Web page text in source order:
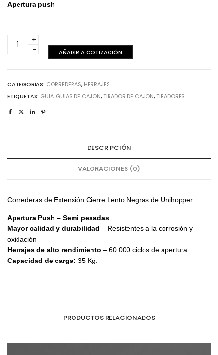
Apertura push
Corredera
extensión
400mm
cantidad
AÑADIR A COTIZACIÓN
CATEGORÍAS: CORREDERAS, HERRAJES
ETIQUETAS: GUIA, GUIAS DE CAJON, TIRADOR DE CAJON, TIRADORES
DESCRIPCIÓN
VALORACIONES (0)
Correderas de Extensión Cierre Lento Negras de Unihopper
Apertura Push – Semi pesadas
Mayor calidad y durabilidad – Resistentes a la corrosión y
oxidación
Herrajes de alto rendimiento – 60.000 ciclos de apertura
Capacidad de carga: 35 Kg.
PRODUCTOS RELACIONADOS